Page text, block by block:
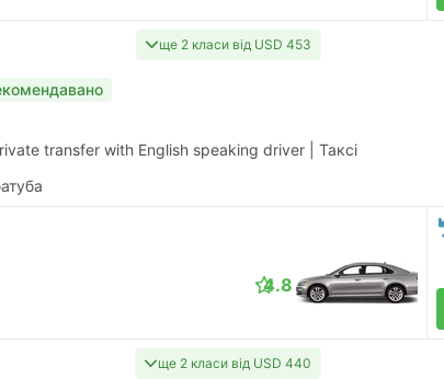
ще 2 класи від USD 453
transfer with English speaking driver Таксі
4.8
ще 2 класи від USD 440